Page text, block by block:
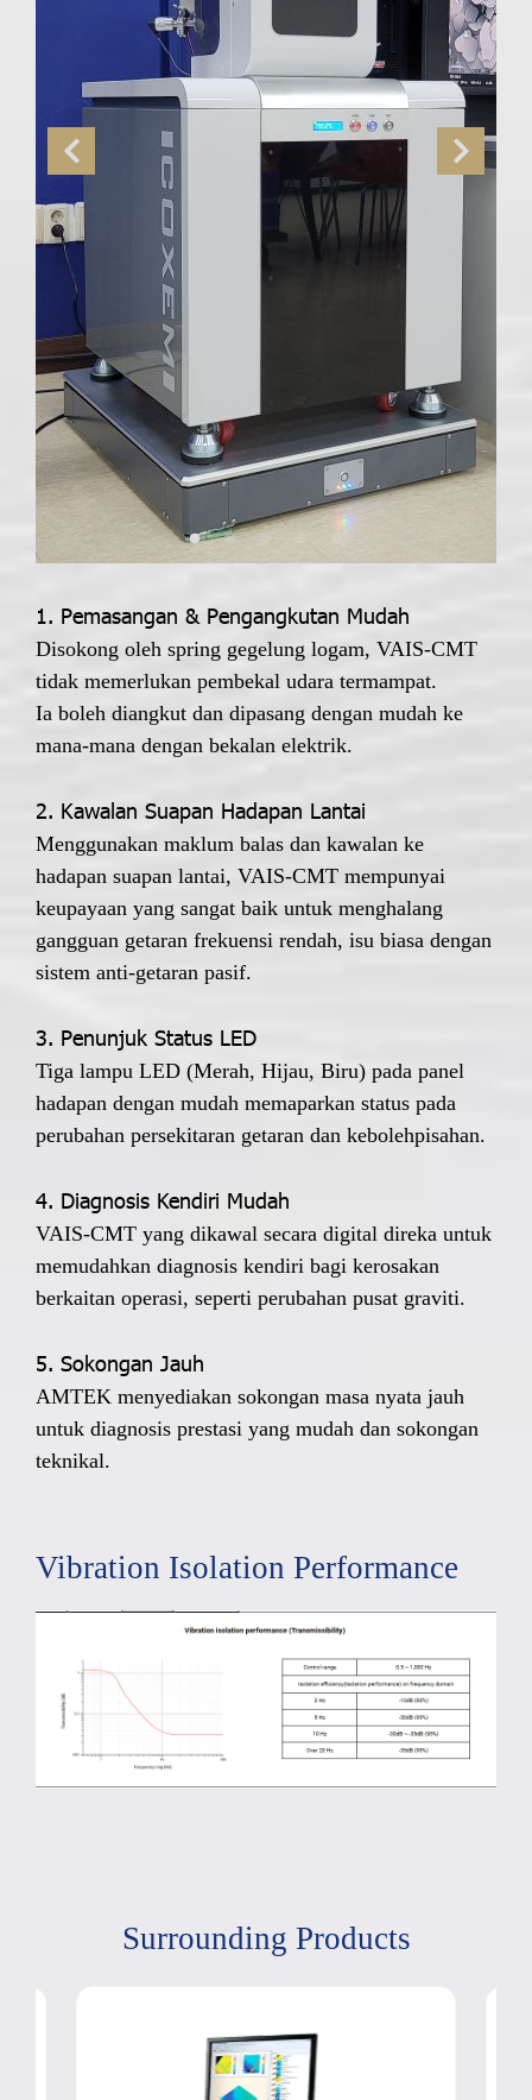
1. Pemasangan & Pengangkutan Mudah
Disokong oleh spring gegelung logam, VAIS-CMT
tidak memerlukan pembekal udara termampat.
Ia boleh diangkut dan dipasang dengan mudah ke
mana-mana dengan bekalan elektrik.
2. Kawalan Suapan Hadapan Lantai
Menggunakan maklum balas dan kawalan ke
hadapan suapan lantai, VAIS-CMT mempunyai
keupayaan yang sangat baik untuk menghalang
gangguan getaran frekuensi rendah, isu biasa dengan
sistem anti-getaran pasif.
3. Penunjuk Status LED
Tiga lampu LED (Merah, Hijau, Biru) pada panel
hadapan dengan mudah memaparkan status pada
perubahan persekitaran getaran dan kebolehpisahan.
4. Diagnosis Kendiri Mudah
VAIS-CMT yang dikawal secara digital direka untuk
memudahkan diagnosis kendiri bagi kerosakan
berkaitan operasi, seperti perubahan pusat graviti.
5. Sokongan Jauh
AMTEK menyediakan sokongan masa nyata jauh
untuk diagnosis prestasi yang mudah dan sokongan
teknikal.
Vibration Isolation Performance
Surrounding Products